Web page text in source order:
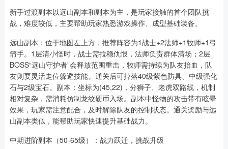
新手过渡副本以远山副本和副本为主，是玩家接触的首个团队挑
战，难度较低，主要帮助玩家熟悉游戏操作、成型基础装备。
远山副本：位于地图左上方，推荐阵容为1战士+2法师+1牧师+1弓
箭手。1层清小怪时，战士需拉稳仇恨，法师负责群体清场；2层
BOSS“远山守护者”会释放范围重击，牧师需持续为队友抬血，队
友则要灵活走位躲避技能。通关后可掉落40级紫色防具、中级强化
石与2级宝石。副本：坐标为(45,22)，分狮子、老虎双路线，机制
相对复杂，需消耗仿制龙纹硬币入场。副本中怪物的攻击带有眩晕
效果，玩家需注意配合，及时解除队友的控制状态。通关奖励与远
山副本类似，能帮助玩家快速提升基础战力。
中期进阶副本（50-65级）：战力跃迁，挑战升级